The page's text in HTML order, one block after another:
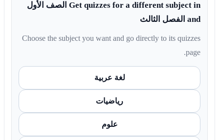
Get quizzes for a different subject in الصف الأول
and الفصل الثالث
Choose the subject you want and go directly to its quizzes
page.
لغة عربية
رياضيات
علوم